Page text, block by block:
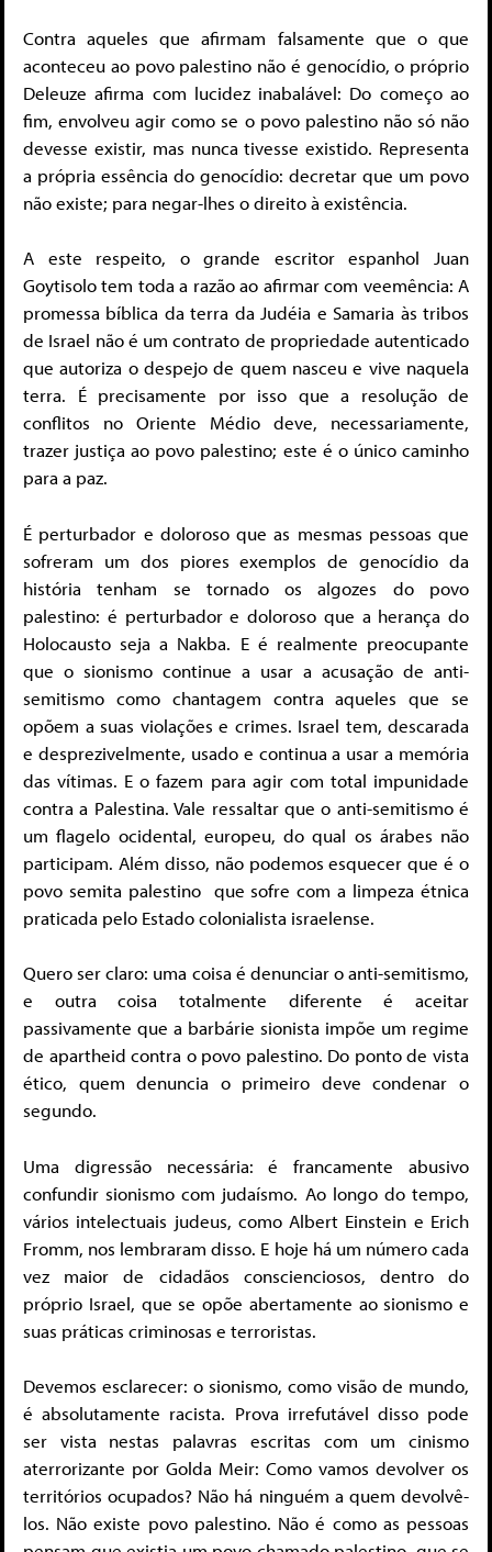
Contra aqueles que afirmam falsamente que o que
aconteceu ao povo palestino não é genocídio, o próprio
Deleuze afirma com lucidez inabalável: Do começo ao
fim, envolveu agir como se o povo palestino não só não
devesse existir, mas nunca tivesse existido. Representa
a própria essência do genocídio: decretar que um povo
não existe; para negar-lhes o direito à existência.
A este respeito, o grande escritor espanhol Juan
Goytisolo tem toda a razão ao afirmar com veemência: A
promessa bíblica da terra da Judéia e Samaria às tribos
de Israel não é um contrato de propriedade autenticado
que autoriza o despejo de quem nasceu e vive naquela
terra. É precisamente por isso que a resolução de
conflitos no Oriente Médio deve, necessariamente,
trazer justiça ao povo palestino; este é o único caminho
para a paz.
É perturbador e doloroso que as mesmas pessoas que
sofreram um dos piores exemplos de genocídio da
história tenham se tornado os algozes do povo
palestino: é perturbador e doloroso que a herança do
Holocausto seja a Nakba. E é realmente preocupante
que o sionismo continue a usar a acusação de anti-
semitismo como chantagem contra aqueles que se
opõem a suas violações e crimes. Israel tem, descarada
e desprezivelmente, usado e continua a usar a memória
das vítimas. E o fazem para agir com total impunidade
contra a Palestina. Vale ressaltar que o anti-semitismo é
um flagelo ocidental, europeu, do qual os árabes não
participam. Além disso, não podemos esquecer que é o
povo semita palestino que sofre com a limpeza étnica
praticada pelo Estado colonialista israelense.
Quero ser claro: uma coisa é denunciar o anti-semitismo,
e outra coisa totalmente diferente é aceitar
passivamente que a barbárie sionista impõe um regime
de apartheid contra o povo palestino. Do ponto de vista
ético, quem denuncia o primeiro deve condenar o
segundo.
Uma digressão necessária: é francamente abusivo
confundir sionismo com judaísmo. Ao longo do tempo,
vários intelectuais judeus, como Albert Einstein e Erich
Fromm, nos lembraram disso. E hoje há um número cada
vez maior de cidadãos conscienciosos, dentro do
próprio Israel, que se opõe abertamente ao sionismo e
suas práticas criminosas e terroristas.
Devemos esclarecer: o sionismo, como visão de mundo,
é absolutamente racista. Prova irrefutável disso pode
ser vista nestas palavras escritas com um cinismo
aterrorizante por Golda Meir: Como vamos devolver os
territórios ocupados? Não há ninguém a quem devolvê-
los. Não existe povo palestino. Não é como as pessoas